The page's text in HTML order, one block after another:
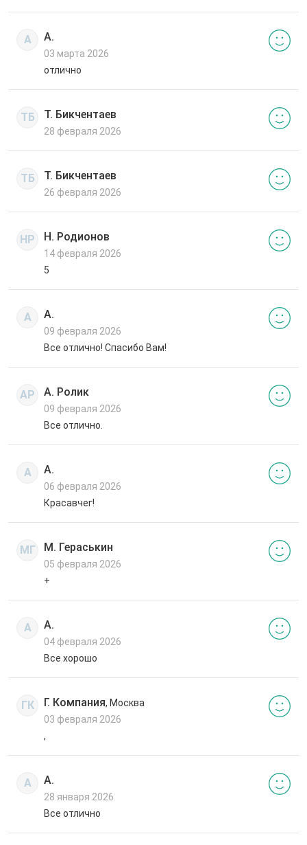
А А.
03 марта 2026
отлично
ТБ Т. Бикчентаев
28 февраля 2026
ТБ Т. Бикчентаев
26 февраля 2026
НР Н. Родионов
14 февраля 2026
5
А А.
09 февраля 2026
Все отлично! Спасибо Вам!
АР А. Ролик
09 февраля 2026
Все отлично.
А А.
06 февраля 2026
Красавчег!
МГ М. Гераськин
05 февраля 2026
+
А А.
04 февраля 2026
Все хорошо
ГК Г. Компания, Москва
03 февраля 2026
,
А А.
28 января 2026
Все отлично